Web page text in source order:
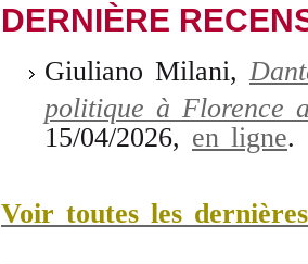
DERNIÈRE
Giuliano Milani,
politique à Florence
15/04/2026, en ligne.
Voir toutes les